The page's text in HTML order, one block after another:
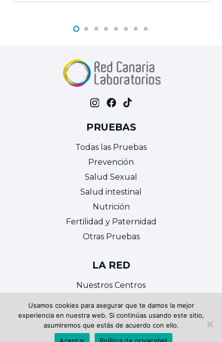
PRUEBAS
Todas las Pruebas
Prevención
Salud Sexual
Salud intestinal
Nutrición
Fertilidad y Paternidad
Otras Pruebas
LA RED
Nuestros Centros
Trabaja con nosotros
Contacto
Usamos cookies para asegurar que te damos la mejor
experiencia en nuestra web. Si continúas usando este sitio,
asumiremos que estás de acuerdo con ello.
Aceptar
Política de privacidad